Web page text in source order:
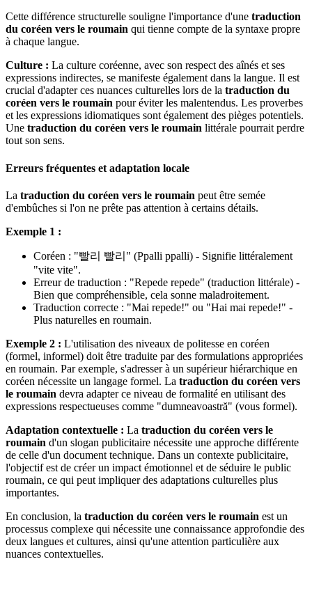
Cette différence structurelle souligne l'importance d'une traduction
du coréen vers le roumain qui tienne compte de la syntaxe propre
à chaque langue.
Culture : La culture coréenne, avec son respect des aînés et ses
expressions indirectes, se manifeste également dans la langue. Il est
crucial d'adapter ces nuances culturelles lors de la traduction du
coréen vers le roumain pour éviter les malentendus. Les proverbes
et les expressions idiomatiques sont également des pièges potentiels.
Une traduction du coréen vers le roumain littérale pourrait perdre
tout son sens.
Erreurs fréquentes et adaptation locale
La traduction du coréen vers le roumain peut être semée
d'embûches si l'on ne prête pas attention à certains détails.
Exemple 1 :
Coréen : "빨리 빨리" (Ppalli ppalli) - Signifie littéralement
"vite vite".
Erreur de traduction : "Repede repede" (traduction littérale) -
Bien que compréhensible, cela sonne maladroitement.
Traduction correcte : "Mai repede!" ou "Hai mai repede!" -
Plus naturelles en roumain.
Exemple 2 : L'utilisation des niveaux de politesse en coréen
(formel, informel) doit être traduite par des formulations appropriées
en roumain. Par exemple, s'adresser à un supérieur hiérarchique en
coréen nécessite un langage formel. La traduction du coréen vers
le roumain devra adapter ce niveau de formalité en utilisant des
expressions respectueuses comme "dumneavoastră" (vous formel).
Adaptation contextuelle : La traduction du coréen vers le
roumain d'un slogan publicitaire nécessite une approche différente
de celle d'un document technique. Dans un contexte publicitaire,
l'objectif est de créer un impact émotionnel et de séduire le public
roumain, ce qui peut impliquer des adaptations culturelles plus
importantes.
En conclusion, la traduction du coréen vers le roumain est un
processus complexe qui nécessite une connaissance approfondie des
deux langues et cultures, ainsi qu'une attention particulière aux
nuances contextuelles.